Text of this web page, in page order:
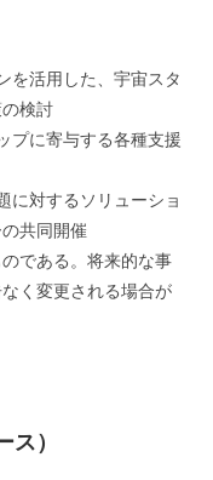
を活用した、宇宙スタ
検討
プに寄与する各種支援
に対するソリューショ
共同開催
である。将来的な事
く変更される場合が
）